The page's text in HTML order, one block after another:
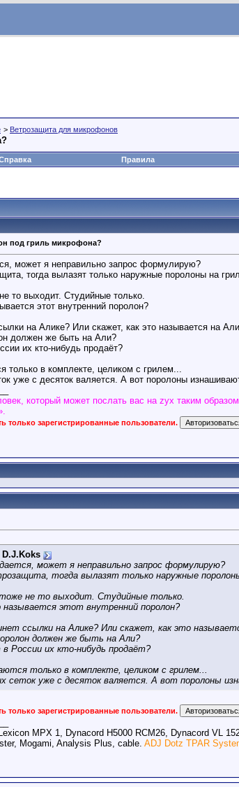
> Ветрозащита для микрофонов
Правила
под гриль микрофона?
может я неправильно запрос формулирую?
тогда вылазят только наружные поролоны на
то выходит. Студийные только.
этот внутренний поролон?
на Алике? Или скажет, как это называется на
должен же быть на Али?
их кто-нибудь продаёт?
только в комплекте, целиком с грилем...
уже с десяток валяется. А вот поролоны
который может послать вас на zyx таким
только зарегистрированные пользователи.
D.J.Koks
может я неправильно запрос формулирую?
тогда вылазят только наружные
не то выходит. Студийные только.
называется этот внутренний поролон?
ссылки на Алике? Или скажет, как это
должен же быть на Али?
России их кто-нибудь продаёт?
только в комплекте, целиком с грилем...
сеток уже с десяток валяется. А вот поролоны
только зарегистрированные пользователи.
MPX 1, Dynacord H5000 RCM26, Dynacord VL
Mogami, Analysis Plus, cable. ADJ Dotz TPAR